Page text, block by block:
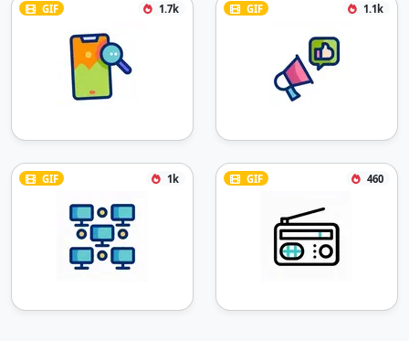
GIF 1.7k GIF 1.1k
GIF 1k GIF 460